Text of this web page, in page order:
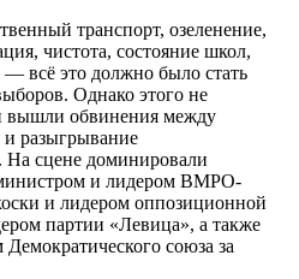
транспорт, озеленение,
чистота, состояние школ,
— всё это должно было стать
Однако этого не
вышли обвинения между
разыгрывание
На сцене доминировали
и лидером ВМРО-
и лидером оппозиционной
партии «Левица», а также
союза за